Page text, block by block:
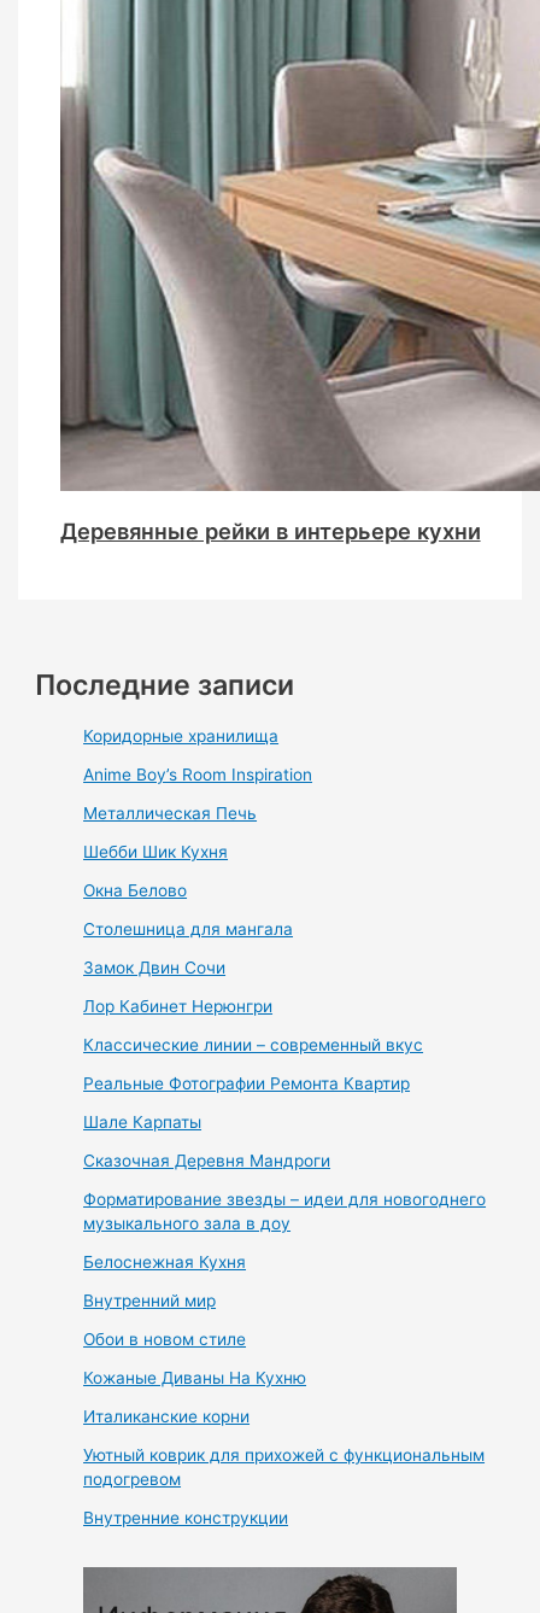
Деревянные рейки в интерьере кухни
Последние записи
Коридорные хранилища
Anime Boy’s Room Inspiration
Металлическая Печь
Шебби Шик Кухня
Окна Белово
Столешница для мангала
Замок Двин Сочи
Лор Кабинет Нерюнгри
Классические линии – современный вкус
Реальные Фотографии Ремонта Квартир
Шале Карпаты
Сказочная Деревня Мандроги
Форматирование звезды – идеи для новогоднего
музыкального зала в доу
Белоснежная Кухня
Внутренний мир
Обои в новом стиле
Кожаные Диваны На Кухню
Италиканские корни
Уютный коврик для прихожей с функциональным
подогревом
Внутренние конструкции